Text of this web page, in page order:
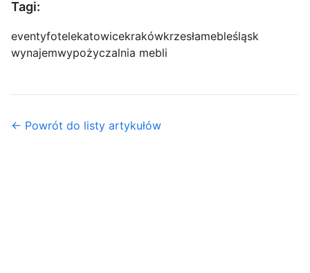
Tagi:
eventyfotelekatowicekrakówkrzesłamebleśląsk
wynajemwypożyczalnia mebli
← Powrót do listy artykułów